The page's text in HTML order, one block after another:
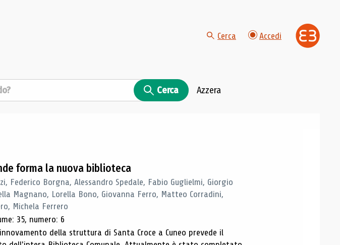
Cerca Accedi
Cerca Azzera
forma la nuova biblioteca
Federico Borgna, Alessandro Spedale, Fabio Guglielmi, Giorgio
Magnano, Lorella Bono, Giovanna Ferro, Matteo Corradini,
Michela Ferrero
35, numero: 6
della struttura di Santa Croce a Cuneo prevede il